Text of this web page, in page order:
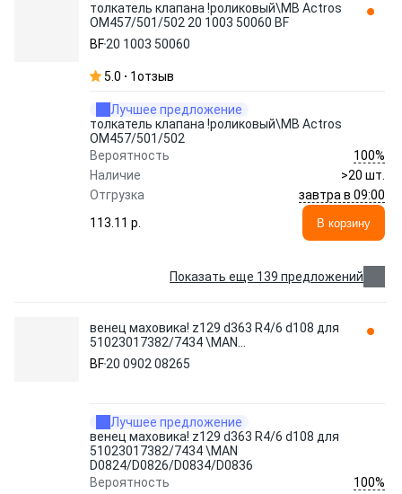
толкатель клапана !роликовый\MB Actros
OM457/501/502 20 1003 50060 BF
BF20 1003 50060
5.0 1отзыв
Лучшее предложение
толкатель клапана !роликовый\MB Actros
OM457/501/502
Вероятность
100%
Наличие
>20 шт.
Отгрузка
завтра в 09:00
113.11 p.
В корзину
Показать еще 139 предложений
венец маховика! z129 d363 R4/6 d108 для
51023017382/7434 \MAN
D0824/D0826/D0834/D0836 20 0902 08265
BF
BF20 0902 08265
Лучшее предложение
венец маховика! z129 d363 R4/6 d108 для
51023017382/7434 \MAN
D0824/D0826/D0834/D0836
Вероятность
100%